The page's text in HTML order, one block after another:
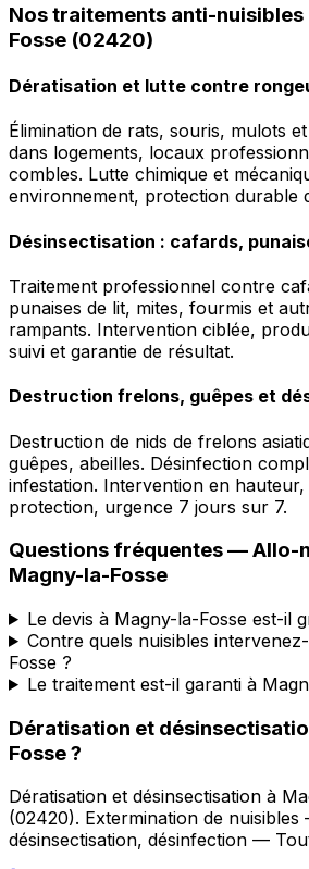
Nos traitements anti-nuisibles
Fosse (02420)
Dératisation et lutte contre
Élimination de rats, souris, mulots
dans logements, locaux
combles. Lutte chimique et
environnement, protection durable
Désinsectisation : cafards,
Traitement professionnel contre
punaises de lit, mites, fourmis et
rampants. Intervention ciblée,
suivi et garantie de résultat.
Destruction frelons, guêpes et
Destruction de nids de frelons
guêpes, abeilles. Désinfection
infestation. Intervention en hauteur,
protection, urgence 7 jours sur 7.
Questions fréquentes —Allo-
Magny-la-Fosse
Le devis à Magny-la-Fosse est-il
Contre quels nuisibles
Fosse ?
Le traitement est-il garanti à
Dératisation et
Fosse?
Dératisation et désinsectisation à
(02420). Extermination de
désinsectisation, désinfection —